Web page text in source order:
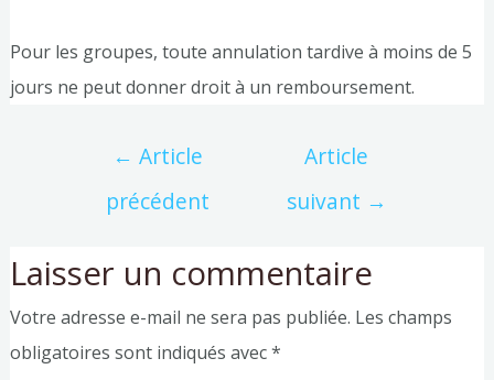
Pour les groupes, toute annulation tardive à moins de 5
jours ne peut donner droit à un remboursement.
← Article
précédent
Article
suivant →
Laisser un commentaire
Votre adresse e-mail ne sera pas publiée. Les champs
obligatoires sont indiqués avec*